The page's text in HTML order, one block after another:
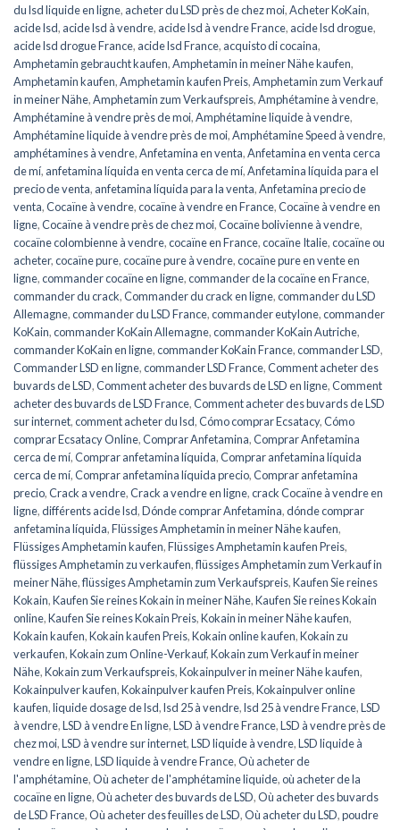
du lsd liquide en ligne, acheter du LSD près de chez moi,Acheter KoKain,
acide lsd, acide lsd à vendre, acide lsd à vendre France, acide lsd drogue,
acide lsd drogue France, acide lsd France, acquisto di cocaina,
Amphetamin gebraucht kaufen,Amphetamin in meiner Nähe kaufen,
Amphetamin kaufen,Amphetamin kaufen Preis,Amphetamin zum Verkauf
in meiner Nähe,Amphetamin zum Verkaufspreis,Amphétamine à vendre,
Amphétamine à vendre près de moi,Amphétamine liquide à vendre,
Amphétamine liquide à vendre près de moi,Amphétamine Speed ​​​​à vendre,
amphétamines à vendre,Anfetamina en venta,Anfetamina en venta cerca
de mí, anfetamina líquida en venta cerca de mí,Anfetamina líquida para el
precio de venta, anfetamina líquida para la venta,Anfetamina precio de
venta,Cocaïne à vendre,cocaïne à vendre en France,Cocaïne à vendre en
ligne,Cocaïne à vendre près de chez moi,Cocaïne bolivienne à vendre,
cocaïne colombienne à vendre,cocaïne en France,cocaïne Italie,cocaïne ou
acheter,cocaïne pure,cocaïne pure à vendre,cocaïne pure en vente en
ligne,commander cocaïne en ligne,commander de la cocaïne en France,
commander du crack,Commander du crack en ligne,commander du LSD
Allemagne,commander du LSD France,commander eutylone,commander
KoKain,commander KoKain Allemagne,commander KoKain Autriche,
commander KoKain en ligne,commander KoKain France,commander LSD,
Commander LSD en ligne,commander LSD France,Comment acheter des
buvards de LSD,Comment acheter des buvards de LSD en ligne,Comment
acheter des buvards de LSD France,Comment acheter des buvards de LSD
sur internet,comment acheter du lsd,Cómo comprar Ecsatacy,Cómo
comprar Ecsatacy Online,Comprar Anfetamina,Comprar Anfetamina
cerca de mí,Comprar anfetamina líquida,Comprar anfetamina líquida
cerca de mí,Comprar anfetamina líquida precio,Comprar anfetamina
precio,Crack a vendre,Crack a vendre en ligne,crack Cocaïne à vendre en
ligne,différents acide lsd,Dónde comprar Anfetamina,dónde comprar
anfetamina líquida,Flüssiges Amphetamin in meiner Nähe kaufen,
Flüssiges Amphetamin kaufen,Flüssiges Amphetamin kaufen Preis,
flüssiges Amphetamin zu verkaufen,flüssiges Amphetamin zum Verkauf in
meiner Nähe,flüssiges Amphetamin zum Verkaufspreis,Kaufen Sie reines
Kokain,Kaufen Sie reines Kokain in meiner Nähe,Kaufen Sie reines Kokain
online,Kaufen Sie reines Kokain Preis,Kokain in meiner Nähe kaufen,
Kokain kaufen,Kokain kaufen Preis,Kokain online kaufen,Kokain zu
verkaufen,Kokain zum Online-Verkauf,Kokain zum Verkauf in meiner
Nähe,Kokain zum Verkaufspreis,Kokainpulver in meiner Nähe kaufen,
Kokainpulver kaufen,Kokainpulver kaufen Preis,Kokainpulver online
kaufen,liquide dosage de lsd,lsd 25 à vendre,lsd 25 à vendre France,LSD
à vendre,LSD à vendre En ligne,LSD à vendre France,LSD à vendre près de
chez moi,LSD à vendre sur internet,LSD liquide à vendre,LSD liquide à
vendre en ligne,LSD liquide à vendre France,Où acheter de
l'amphétamine,Où acheter de l'amphétamine liquide,où acheter de la
cocaïne en ligne,Où acheter des buvards de LSD,Où acheter des buvards
de LSD France,Où acheter des feuilles de LSD,Où acheter du LSD,poudre